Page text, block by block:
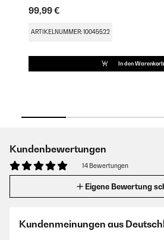
99,99 €
ARTIKELNUMMER: 10045522
In den Warenkorb
Kundenbewertungen
14 Bewertungen
Eigene Bewertung
Kundenmeinungen aus